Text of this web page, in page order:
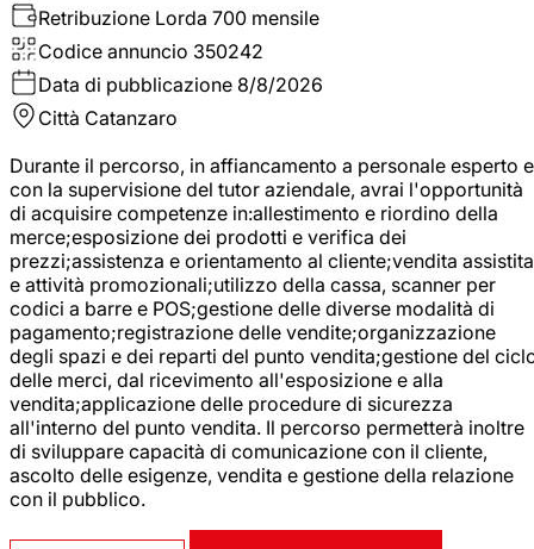
Retribuzione Lorda 700 mensile
Codice annuncio 350242
Data di pubblicazione 8/8/2026
Città Catanzaro
Durante il percorso, in affiancamento a personale esperto e
con la supervisione del tutor aziendale, avrai l'opportunità
di acquisire competenze in:allestimento e riordino della
merce;esposizione dei prodotti e verifica dei
prezzi;assistenza e orientamento al cliente;vendita assistita
e attività promozionali;utilizzo della cassa, scanner per
codici a barre e POS;gestione delle diverse modalità di
pagamento;registrazione delle vendite;organizzazione
degli spazi e dei reparti del punto vendita;gestione del
delle merci, dal ricevimento all'esposizione e alla
vendita;applicazione delle procedure di sicurezza
all'interno del punto vendita. Il percorso permetterà inoltre
di sviluppare capacità di comunicazione con il cliente,
ascolto delle esigenze, vendita e gestione della relazione
con il pubblico.